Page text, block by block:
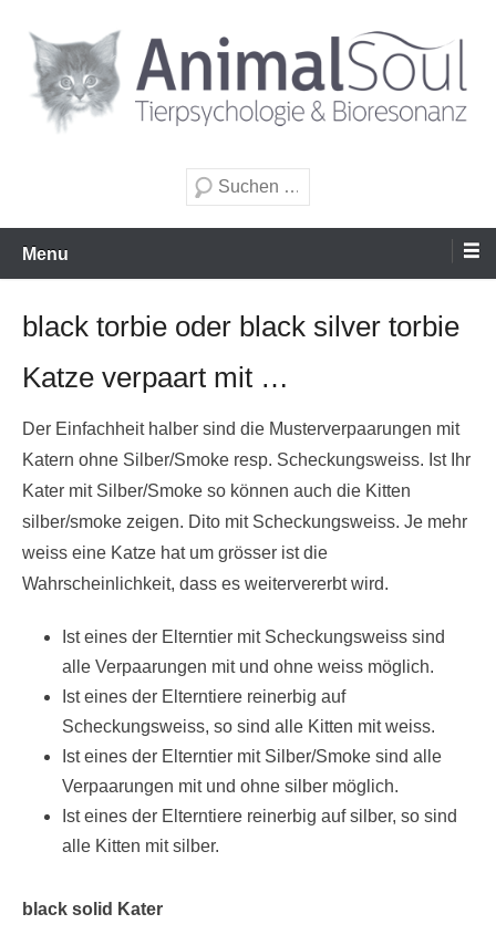
Inhalt
wechseln
Suche
Menu
black torbie oder black silver torbie
Katze verpaart mit …
Der Einfachheit halber sind die Musterverpaarungen mit
Katern ohne Silber/Smoke resp. Scheckungsweiss. Ist Ihr
Kater mit Silber/Smoke so können auch die Kitten
silber/smoke zeigen. Dito mit Scheckungsweiss. Je mehr
weiss eine Katze hat um grösser ist die
Wahrscheinlichkeit, dass es weitervererbt wird.
Ist eines der Elterntier mit Scheckungsweiss sind
alle Verpaarungen mit und ohne weiss möglich.
Ist eines der Elterntiere reinerbig auf
Scheckungsweiss, so sind alle Kitten mit weiss.
Ist eines der Elterntier mit Silber/Smoke sind alle
Verpaarungen mit und ohne silber möglich.
Ist eines der Elterntiere reinerbig auf silber, so sind
alle Kitten mit silber.
black solid Kater